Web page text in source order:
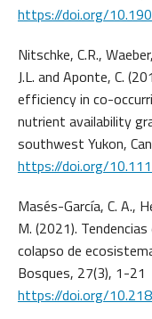
https://doi.org/
Nitschke, C.R.,
J.L. and Aponte, C.
efficiency in co-
nutrient availability
southwest Yukon,
https://doi.org/
Masés-García, C. A.,
M. (2021).
colapso de
Bosques, 27(3), 1-21
https://doi.org/